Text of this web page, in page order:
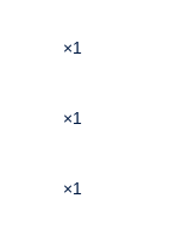
×1
×1
×1